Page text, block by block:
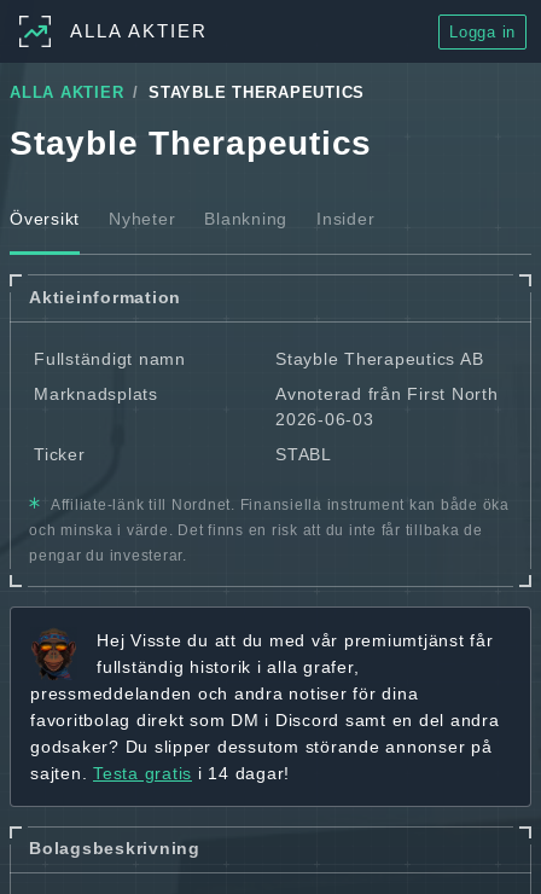
ALLA AKTIER Logga in
ALLA AKTIER STAYBLE THERAPEUTICS
Stayble Therapeutics
Översikt Nyheter Blankning Insider
Aktieinformation
Fullständigt namn
Stayble Therapeutics AB
Marknadsplats
Avnoterad från First North
2026-06-03
Ticker
STABL
Affiliate-länk till Nordnet. Finansiella instrument kan både öka
och minska i värde. Det finns en risk att du inte får tillbaka de
pengar du investerar.
Hej Visste du att du med vår premiumtjänst får
fullständig historik i alla grafer,
pressmeddelanden och andra notiser för dina
favoritbolag direkt som DM i Discord samt en del andra
godsaker? Du slipper dessutom störande annonser på
sajten. Testa gratis i 14 dagar!
Bolagsbeskrivning